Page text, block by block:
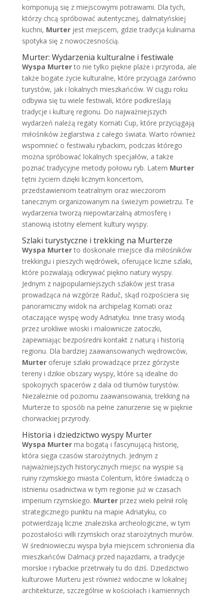
komponują się z miejscowymi potrawami. Dla tych,
którzy chcą spróbować autentycznej, dalmatyńskiej
kuchni, Murterjest miejscem, gdzie tradycja kulinarna
spotyka się z nowoczesnością.
Murter: Wydarzenia kulturalne i festiwale
Wyspa Murterto nie tylko piękne plaże i przyroda, ale
także bogate życie kulturalne, które przyciąga zarówno
turystów, jak i lokalnych mieszkańców. W ciągu roku
odbywa się tu wiele festiwali, które podkreślają
tradycje i kulturę regionu. Do najważniejszych
wydarzeń należą regaty Kornati Cup, które przyciągają
miłośników żeglarstwa z całego świata. Warto również
wspomnieć o festiwalu rybackim, podczas którego
można spróbować lokalnych specjałów, a także
poznać tradycyjne metody połowu ryb. Latem Murter
tętni życiem dzięki licznym koncertom,
przedstawieniom teatralnym oraz wieczorom
tanecznym organizowanym na świeżym powietrzu. Te
wydarzenia tworzą niepowtarzalną atmosferę i
stanowią istotny element kultury wyspy.
Szlaki turystyczne i trekking na Murterze
Wyspa Murterto doskonałe miejsce dla miłośników
trekkingu i pieszych wędrówek, oferujące liczne szlaki,
które pozwalają odkrywać piękno natury wyspy.
Jednym z najpopularniejszych szlaków jest trasa
prowadząca na wzgórze Raduč, skąd rozpościera się
panoramiczny widok na archipelag Kornati oraz
otaczające wyspę wody Adriatyku. Inne trasy wiodą
przez urokliwe wioski i malownicze zatoczki,
zapewniając bezpośredni kontakt z naturą i historią
regionu. Dla bardziej zaawansowanych wędrowców,
Murteroferuje szlaki prowadzące przez górzyste
tereny i dzikie obszary wyspy, które są idealne do
spokojnych spacerów z dala od tłumów turystów.
Niezależnie od poziomu zaawansowania, trekking na
Murterze to sposób na pełne zanurzenie się w pięknie
chorwackiej przyrody.
Historia i dziedzictwo wyspy Murter
Wyspa Murterma bogatą i fascynującą historię,
która sięga czasów starożytnych. Jednym z
najważniejszych historycznych miejsc na wyspie są
ruiny rzymskiego miasta Colentum, które świadczą o
istnieniu osadnictwa w tym regionie już w czasach
imperium rzymskiego. Murterprzez wieki pełnił rolę
strategicznego punktu na mapie Adriatyku, co
potwierdzają liczne znaleziska archeologiczne, w tym
pozostałości willi rzymskich oraz starożytnych murów.
W średniowieczu wyspa była miejscem schronienia dla
mieszkańców Dalmacji przed najazdami, a tradycje
morskie i rybackie przetrwały tu do dziś. Dziedzictwo
kulturowe Murteru jest również widoczne w lokalnej
architekturze, szczególnie w kościołach i kamiennych